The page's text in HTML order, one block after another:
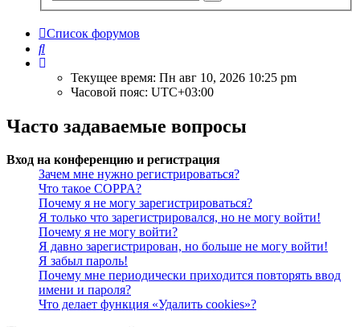
Список форумов
Поиск
Текущее время: Пн авг 10, 2026 10:25 pm
Часовой пояс: UTC+03:00
Часто задаваемые вопросы
Вход на конференцию и регистрация
Зачем мне нужно регистрироваться?
Что такое COPPA?
Почему я не могу зарегистрироваться?
Я только что зарегистрировался, но не могу войти!
Почему я не могу войти?
Я давно зарегистрирован, но больше не могу войти!
Я забыл пароль!
Почему мне периодически приходится повторять ввод
имени и пароля?
Что делает функция «Удалить cookies»?